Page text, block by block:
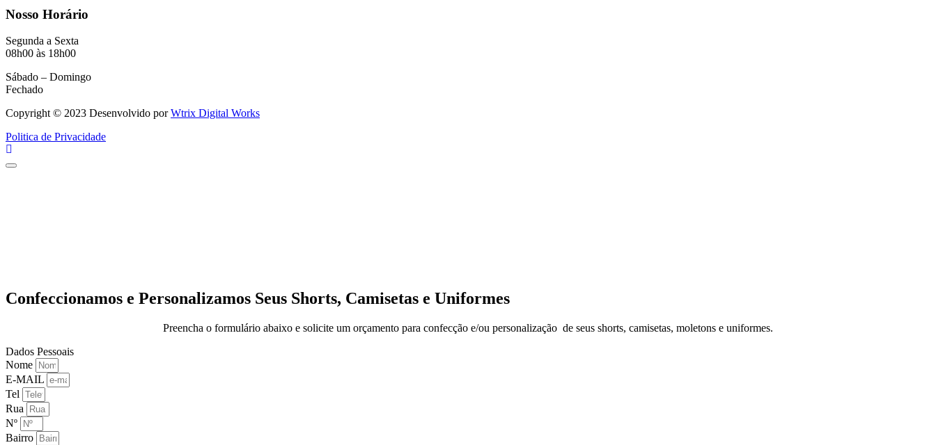
Nosso Horário
Segunda a Sexta
08h00 às 18h00
Sábado – Domingo
Fechado
Copyright © 2023 Desenvolvido porWtrix Digital Works
Politica de Privacidade
Confeccionamos e Personalizamos Seus Shorts, Camisetas e Uniformes
Preencha o formulário abaixo e solicite um orçamento para confecção e/ou personalização de seus shorts, camisetas, moletons e uniformes.
Dados Pessoais
Nome
E-MAIL
Tel
Rua
Nº
Bairro